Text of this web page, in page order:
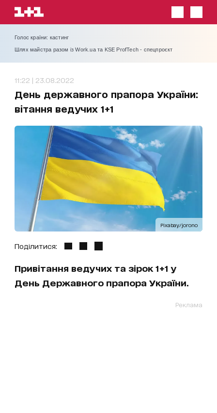
Голос країни: кастинг
Шлях майстра разом із Work.ua та KSE ProfTech - спецпроєкт
11:22 | 23.08.2022
День державного прапора України:
вітання ведучих 1+1
Pixabay/jorono
Поділитися:
Привітання ведучих та зірок 1+1 у
День Державного прапора України.
Реклама